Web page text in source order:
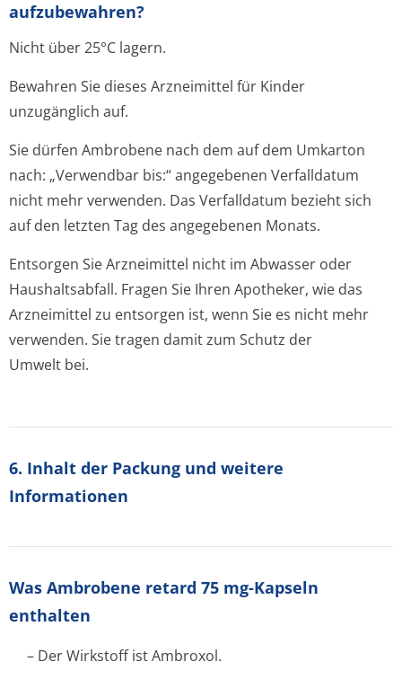
aufzubewahren?
Nicht über 25°C lagern.
Bewahren Sie dieses Arzneimittel für Kinder
unzugänglich auf.
Sie dürfen Ambrobene nach dem auf dem Umkarton
nach: „Verwendbar bis:“ angegebenen Verfalldatum
nicht mehr verwenden. Das Verfalldatum bezieht sich
auf den letzten Tag des angegebenen Monats.
Entsorgen Sie Arzneimittel nicht im Abwasser oder
Haushaltsabfall. Fragen Sie Ihren Apotheker, wie das
Arzneimittel zu entsorgen ist, wenn Sie es nicht mehr
verwenden. Sie tragen damit zum Schutz der
Umwelt bei.
6. Inhalt der Packung und weitere
Informationen
Was Ambrobene retard 75 mg-Kapseln
enthalten
– Der Wirkstoff ist Ambroxol.